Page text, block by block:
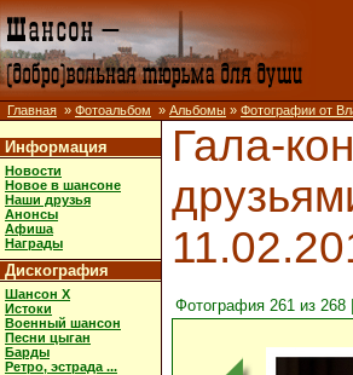
Главная » Фотоальбом » Альбомы » Фотографии от
Информация
Новости
Новое в шансоне
Наши друзья
Анонсы
Афиша
Награды
Дискография
Шансон X
Истоки
Военный шансон
Песни цыган
Барды
Ретро, эстрада ...
Гала-
Фотография 261 из 268 |